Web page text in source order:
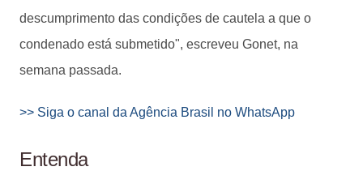
descumprimento das condições de cautela a que o
condenado está submetido", escreveu Gonet, na
semana passada.
>> Siga o canal da Agência Brasil no WhatsApp
Entenda